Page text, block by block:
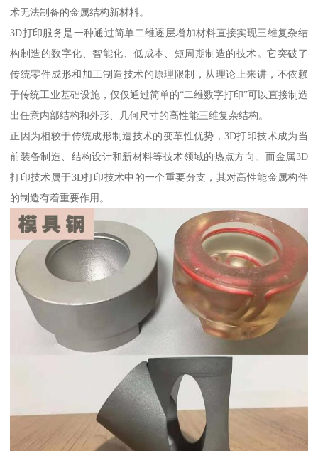
术无法制备的金属结构新材料。
3D打印服务是一种通过简单二维逐层增加材料直接实现三维复杂结
构制造的数字化、智能化、低成本、短周期制造的技术。它突破了
传统零件成形和加工制造技术的原理限制，从理论上来讲，不依赖
于传统工业基础设施，仅仅通过简单的“二维数字打印”可以直接制造
出任意内部结构和外形、几何尺寸的高性能三维复杂结构。
正因为相较于传统成形制造技术的变革性优势，3D打印技术成为当
前装备制造、结构设计和新材料等技术领域的热点方向。而金属3D
打印技术属于3D打印技术中的一个重要分支，其对高性能金属构件
的制造有着重要作用。